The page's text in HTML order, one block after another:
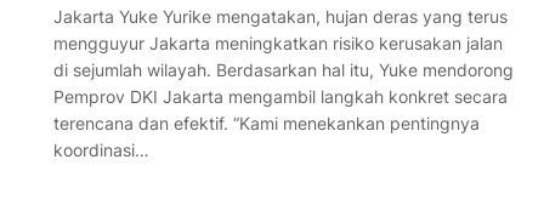
Jakarta Yuke Yurike mengatakan, hujan deras yang terus
mengguyur Jakarta meningkatkan risiko kerusakan jalan
di sejumlah wilayah. Berdasarkan hal itu, Yuke mendorong
Pemprov DKI Jakarta mengambil langkah konkret secara
terencana dan efektif. “Kami menekankan pentingnya
koordinasi…